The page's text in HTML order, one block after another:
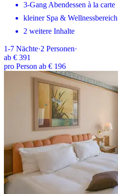
3-Gang Abendessen à la carte
kleiner Spa & Wellnessbereich
2 weitere Inhalte
1-7 Nächte·2 Personen·
ab € 391
pro Person ab € 196